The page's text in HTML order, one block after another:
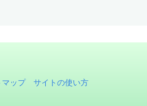
マップ サイトの使い方